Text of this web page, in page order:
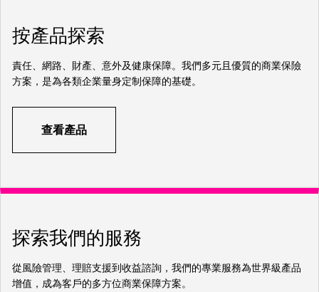
按產品探索
責任、網路、財產、意外及健康保障。我們多元且優質的商業保險
方案，是為各類企業量身定制保障的基礎。
查看產品
探索我們的服務
從風險管理、理賠支援到收益諮詢，我們的專業服務為世界級產品
增值，成為客戶的多方位商業保障方案。